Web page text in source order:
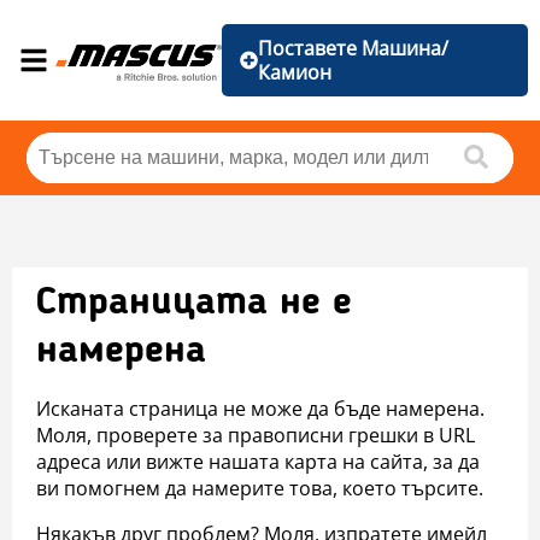
Поставете Машина/
Камион
Страницата не е
намерена
Исканата страница не може да бъде намерена.
Моля, проверете за правописни грешки в URL
адреса или вижте нашата карта на сайта, за да
ви помогнем да намерите това, което търсите.
Някакъв друг проблем? Моля, изпратете имейл